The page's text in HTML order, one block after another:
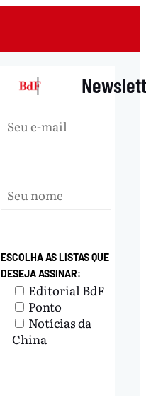
|
ESCOLHA AS LISTAS QUE
DESEJA ASSINAR:
Editorial BdF
Ponto
Notícias da
China